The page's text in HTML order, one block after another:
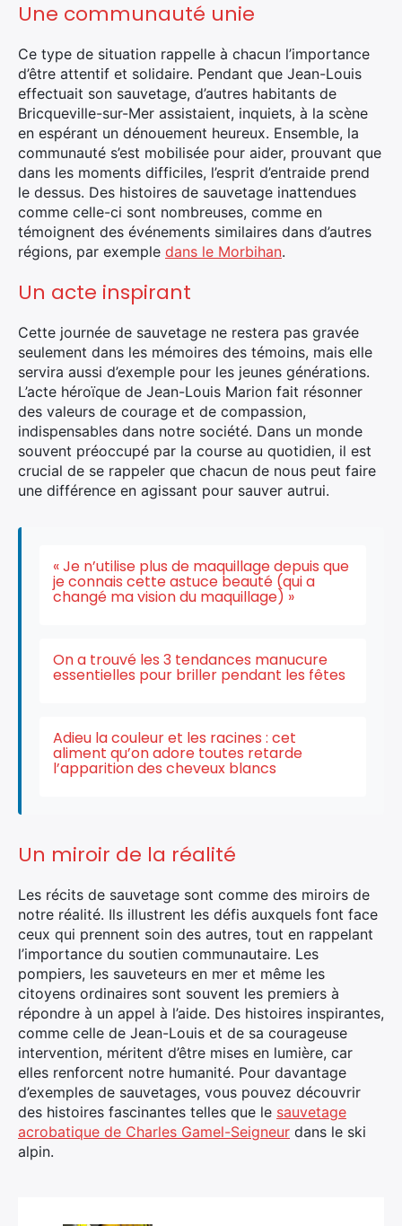
Une communauté unie
Ce type de situation rappelle à chacun l’importance
d’être attentif et solidaire. Pendant que Jean-Louis
effectuait son sauvetage, d’autres habitants de
Bricqueville-sur-Mer assistaient, inquiets, à la scène
en espérant un dénouement heureux. Ensemble, la
communauté s’est mobilisée pour aider, prouvant que
dans les moments difficiles, l’esprit d’entraide prend
le dessus. Des histoires de sauvetage inattendues
comme celle-ci sont nombreuses, comme en
témoignent des événements similaires dans d’autres
régions, par exemple dans le Morbihan.
Un acte inspirant
Cette journée de sauvetage ne restera pas gravée
seulement dans les mémoires des témoins, mais elle
servira aussi d’exemple pour les jeunes générations.
L’acte héroïque de Jean-Louis Marion fait résonner
des valeurs de courage et de compassion,
indispensables dans notre société. Dans un monde
souvent préoccupé par la course au quotidien, il est
crucial de se rappeler que chacun de nous peut faire
une différence en agissant pour sauver autrui.
« Je n’utilise plus de maquillage depuis que
je connais cette astuce beauté (qui a
changé ma vision du maquillage) »
On a trouvé les 3 tendances manucure
essentielles pour briller pendant les fêtes
Adieu la couleur et les racines : cet
aliment qu’on adore toutes retarde
l’apparition des cheveux blancs
Un miroir de la réalité
Les récits de sauvetage sont comme des miroirs de
notre réalité. Ils illustrent les défis auxquels font face
ceux qui prennent soin des autres, tout en rappelant
l’importance du soutien communautaire. Les
pompiers, les sauveteurs en mer et même les
citoyens ordinaires sont souvent les premiers à
répondre à un appel à l’aide. Des histoires inspirantes,
comme celle de Jean-Louis et de sa courageuse
intervention, méritent d’être mises en lumière, car
elles renforcent notre humanité. Pour davantage
d’exemples de sauvetages, vous pouvez découvrir
des histoires fascinantes telles que le sauvetage
acrobatique de Charles Gamel-Seigneur dans le ski
alpin.
Rechercher
: